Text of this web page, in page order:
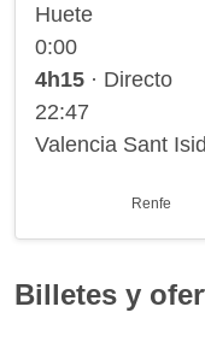
Huete
0:00
4h15 · Directo
22:47
Valencia Sant
Renfe
Billetes y